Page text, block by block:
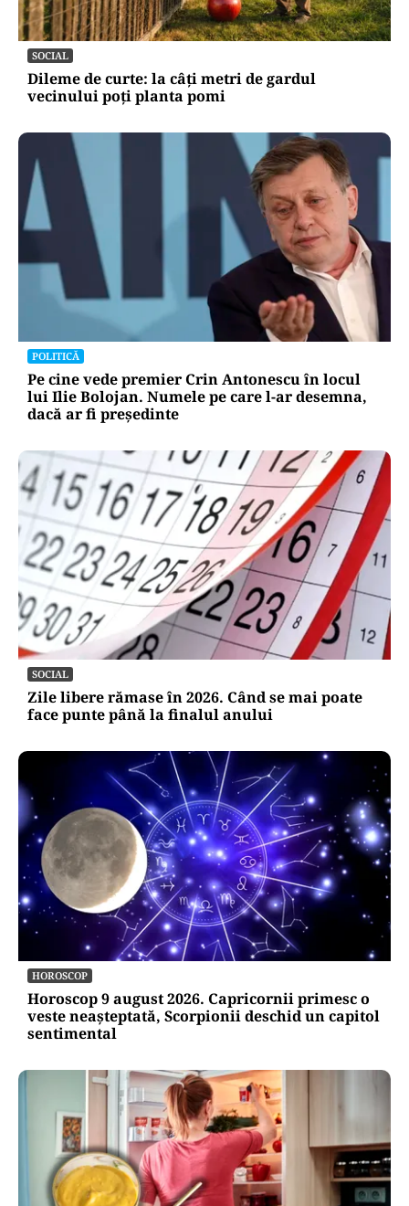
SOCIAL
Dileme de curte: la câți metri de gardul
vecinului poți planta pomi
POLITICĂ
Pe cine vede premier Crin Antonescu în locul
lui Ilie Bolojan. Numele pe care l-ar desemna,
dacă ar fi președinte
SOCIAL
Zile libere rămase în 2026. Când se mai poate
face punte până la finalul anului
HOROSCOP
Horoscop 9 august 2026. Capricornii primesc o
veste neașteptată, Scorpionii deschid un capitol
sentimental